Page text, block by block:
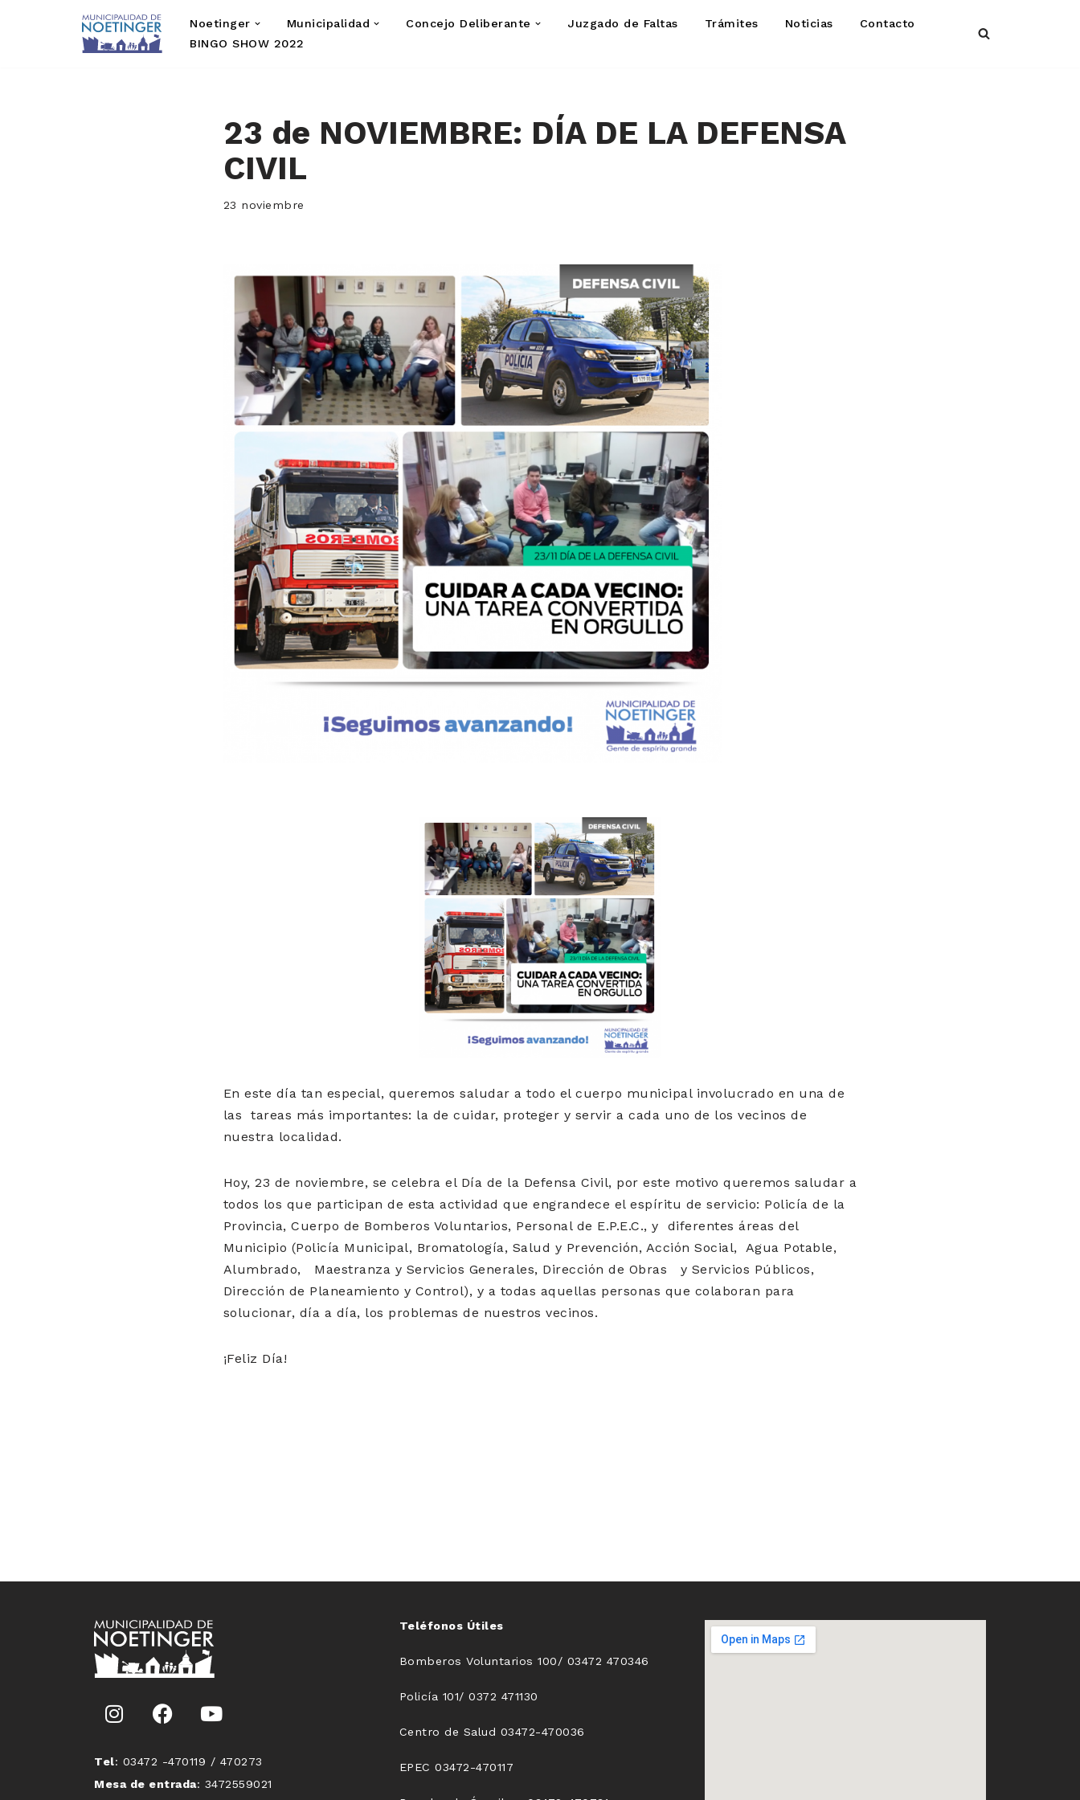
Noetinger Municipalidad Concejo Deliberante Juzgado de Faltas Trámites Noticias
Contacto
BINGO SHOW 2022
23 de NOVIEMBRE: DÍA DE LA DEFENSA
CIVIL
23 noviembre
En este día tan especial, queremos saludar a todo el cuerpo municipal involucrado en una de
las tareas más importantes: la de cuidar, proteger y servir a cada uno de los vecinos de
nuestra localidad.
Hoy, 23 de noviembre, se celebra el Día de la Defensa Civil, por este motivo queremos saludar a
todos los que participan de esta actividad que engrandece el espíritu de servicio: Policía de la
Provincia, Cuerpo de Bomberos Voluntarios, Personal de E.P.E.C., y diferentes áreas del
Municipio (Policía Municipal, Bromatología, Salud y Prevención, Acción Social, Agua Potable,
Alumbrado, Maestranza y Servicios Generales, Dirección de Obras y Servicios Públicos,
Dirección de Planeamiento y Control), y a todas aquellas personas que colaboran para
solucionar, día a día, los problemas de nuestros vecinos.
¡Feliz Día!
Tel: 03472 -470119 / 470273
Mesa de entrada: 3472559021
Teléfonos Útiles
Bomberos Voluntarios 100/ 03472 470346
Policía 101/ 0372 471130
Centro de Salud 03472-470036
EPEC 03472-470117